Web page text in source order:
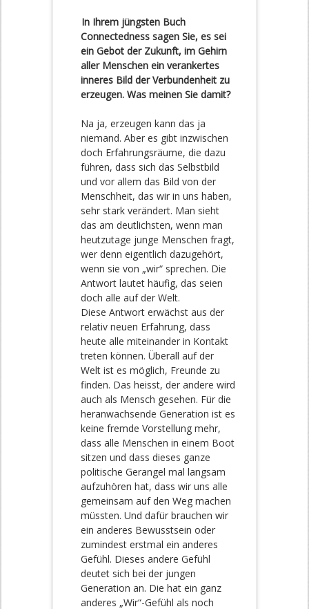
In Ihrem jüngsten Buch
Connectedness sagen Sie, es sei
ein Gebot der Zukunft, im Gehirn
aller Menschen ein verankertes
inneres Bild der Verbundenheit zu
erzeugen. Was meinen Sie damit?
Na ja, erzeugen kann das ja
niemand. Aber es gibt inzwischen
doch Erfahrungsräume, die dazu
führen, dass sich das Selbstbild
und vor allem das Bild von der
Menschheit, das wir in uns haben,
sehr stark verändert. Man sieht
das am deutlichsten, wenn man
heutzutage junge Menschen fragt,
wer denn eigentlich dazugehört,
wenn sie von „wir“ sprechen. Die
Antwort lautet häufig, das seien
doch alle auf der Welt.
Diese Antwort erwächst aus der
relativ neuen Erfahrung, dass
heute alle miteinander in Kontakt
treten können. Überall auf der
Welt ist es möglich, Freunde zu
finden. Das heisst, der andere wird
auch als Mensch gesehen. Für die
heranwachsende Generation ist es
keine fremde Vorstellung mehr,
dass alle Menschen in einem Boot
sitzen und dass dieses ganze
politische Gerangel mal langsam
aufzuhören hat, dass wir uns alle
gemeinsam auf den Weg machen
müssten. Und dafür brauchen wir
ein anderes Bewusstsein oder
zumindest erstmal ein anderes
Gefühl. Dieses andere Gefühl
deutet sich bei der jungen
Generation an. Die hat ein ganz
anderes „Wir“-Gefühl als noch